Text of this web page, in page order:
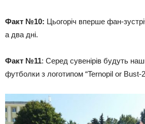
Факт №10: Цьогоріч вперше фан-
а два дні.
Факт №11: Серед сувенірів будуть
футболки з логотипом “Ternopil or Bust-